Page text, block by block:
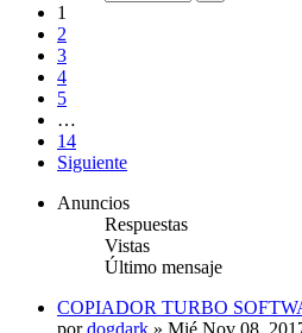
1
2
3
4
5
…
14
Siguiente
Anuncios
Respuestas
Vistas
Último mensaje
COPIADOR TURBO
pordogdark » Mié Nov 08,